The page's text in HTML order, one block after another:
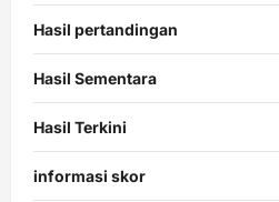
Hasil pertandingan
Hasil Sementara
Hasil Terkini
informasi skor